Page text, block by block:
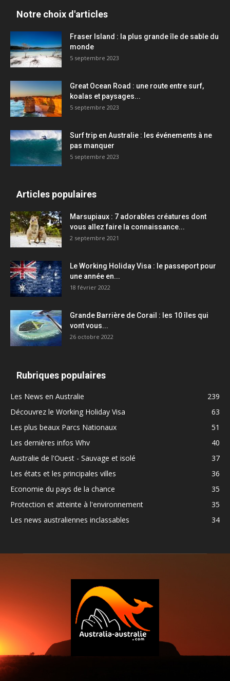
Notre choix d'articles
Fraser Island : la plus grande île de sable du
monde
5 septembre 2023
Great Ocean Road : une route entre surf,
koalas et paysages...
5 septembre 2023
Surf trip en Australie : les événements à ne
pas manquer
5 septembre 2023
Articles populaires
Marsupiaux : 7 adorables créatures dont
vous allez faire la connaissance...
2 septembre 2021
Le Working Holiday Visa : le passeport pour
une année en...
18 février 2022
Grande Barrière de Corail : les 10 îles qui
vont vous...
26 octobre 2022
Rubriques populaires
Les News en Australie
239
Découvrez le Working Holiday Visa
63
Les plus beaux Parcs Nationaux
51
Les dernières infos Whv
40
Australie de l'Ouest - Sauvage et isolé
37
Les états et les principales villes
36
Economie du pays de la chance
35
Protection et atteinte à l'environnement
35
Les news australiennes inclassables
34